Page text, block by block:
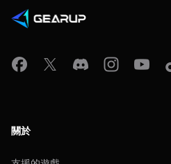
關於